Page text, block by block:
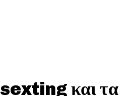
sexting και τα